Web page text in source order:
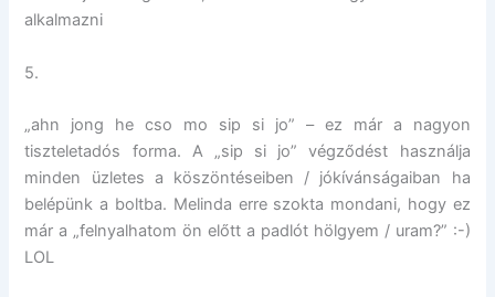
alkalmazni
5.
„ahn jong he cso mo sip si jo” – ez már a nagyon
tiszteletadós forma. A „sip si jo” végződést használja
minden üzletes a köszöntéseiben / jókívánságaiban ha
belépünk a boltba. Melinda erre szokta mondani, hogy ez
már a „felnyalhatom ön előtt a padlót hölgyem / uram?” :-)
LOL